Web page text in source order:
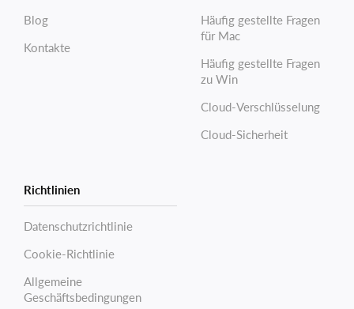
Blog
Kontakte
Häufig gestellte Fragen
für Mac
Häufig gestellte Fragen
zu Win
Cloud-Verschlüsselung
Cloud-Sicherheit
Richtlinien
Datenschutzrichtlinie
Cookie-Richtlinie
Allgemeine
Geschäftsbedingungen